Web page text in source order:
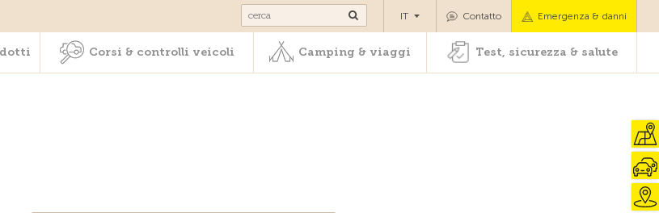
Corsi & controlli veicoli Camping & viaggi Test, sicurezza & salute
Contatto Emergenza & danni
IT
Corsi & controlli veicoli Camping & viaggi Test, sicurezza & salute